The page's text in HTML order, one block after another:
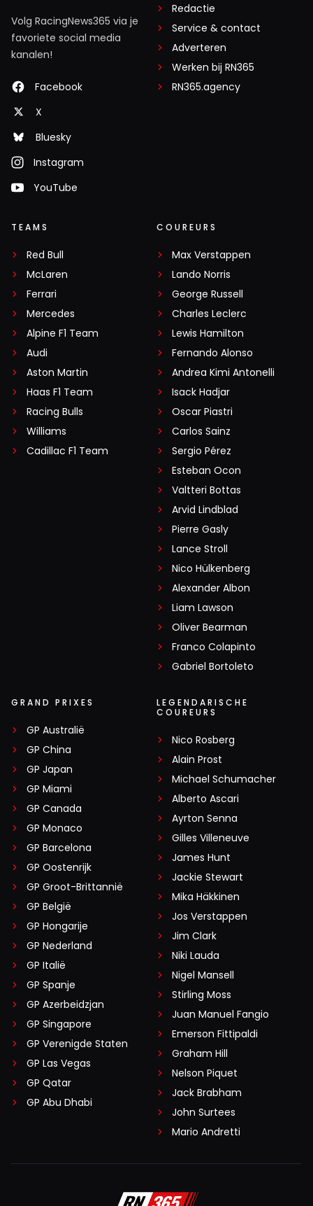
Volg RacingNews365 via je
favoriete social media
kanalen!
Facebook
X
Bluesky
Instagram
YouTube
Redactie
Service & contact
Adverteren
Werken bij RN365
RN365.agency
TEAMS
Red Bull
McLaren
Ferrari
Mercedes
Alpine F1 Team
Audi
Aston Martin
Haas F1 Team
Racing Bulls
Williams
Cadillac F1 Team
COUREURS
Max Verstappen
Lando Norris
George Russell
Charles Leclerc
Lewis Hamilton
Fernando Alonso
Andrea Kimi Antonelli
Isack Hadjar
Oscar Piastri
Carlos Sainz
Sergio Pérez
Esteban Ocon
Valtteri Bottas
Arvid Lindblad
Pierre Gasly
Lance Stroll
Nico Hülkenberg
Alexander Albon
Liam Lawson
Oliver Bearman
Franco Colapinto
Gabriel Bortoleto
GRAND PRIXES
GP Australië
GP China
GP Japan
GP Miami
GP Canada
GP Monaco
GP Barcelona
GP Oostenrijk
GP Groot-Brittannië
GP België
GP Hongarije
GP Nederland
GP Italië
GP Spanje
GP Azerbeidzjan
GP Singapore
GP Verenigde Staten
GP Las Vegas
GP Qatar
GP Abu Dhabi
LEGENDARISCHE
COUREURS
Nico Rosberg
Alain Prost
Michael Schumacher
Alberto Ascari
Ayrton Senna
Gilles Villeneuve
James Hunt
Jackie Stewart
Mika Häkkinen
Jos Verstappen
Jim Clark
Niki Lauda
Nigel Mansell
Stirling Moss
Juan Manuel Fangio
Emerson Fittipaldi
Graham Hill
Nelson Piquet
Jack Brabham
John Surtees
Mario Andretti